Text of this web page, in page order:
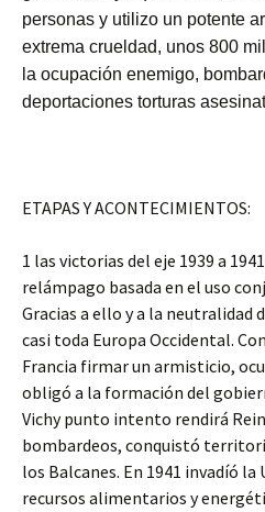
personas y utilizo un potente
extrema crueldad, unos 800
la ocupación enemigo,
deportaciones torturas
ETAPAS Y ACONTECIMIENTOS:
1 las victorias del eje 1939 a
relámpago basada en el uso
Gracias a ello y a la neutralidad
casi toda Europa Occidental.
Francia firmar un armisticio,
obligó a la formación del
Vichy punto intento rendirá
bombardeos, conquistó
los Balcanes. En 1941 invadíó la
recursos alimentarios y